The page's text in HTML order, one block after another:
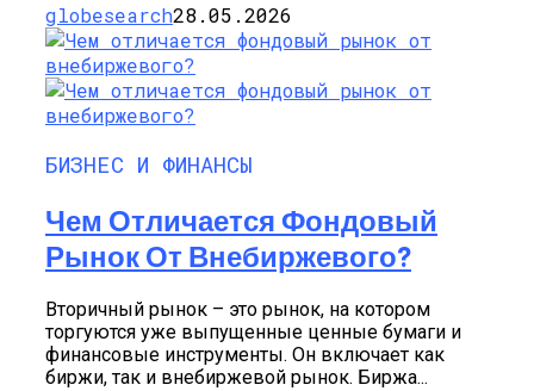
globesearch28.05.2026
БИЗНЕС И ФИНАНСЫ
Чем Отличается Фондовый
Рынок От Внебиржевого?
Вторичный рынок – это рынок, на котором
торгуются уже выпущенные ценные бумаги и
финансовые инструменты. Он включает как
биржи, так и внебиржевой рынок. Биржа...